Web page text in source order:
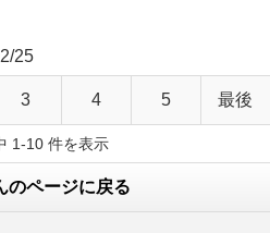
25
3 4 5 最後
1-10 件を表示
のページに戻る